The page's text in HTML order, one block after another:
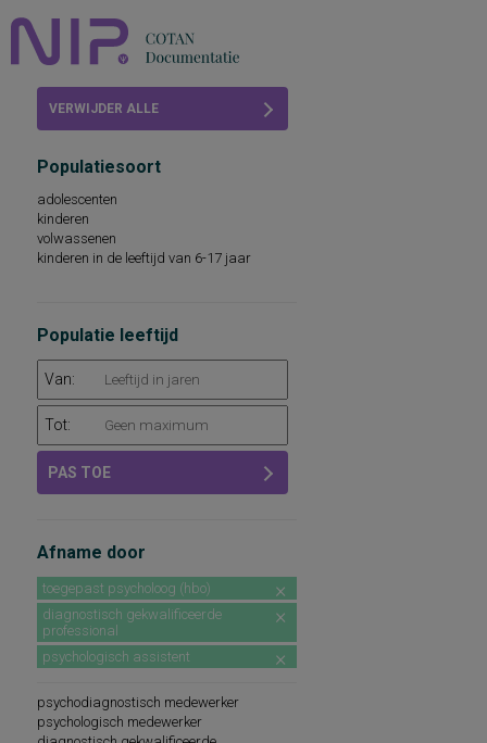
FAQ
VERWIJDER ALLE
Populatiesoort
adolescenten
kinderen
volwassenen
kinderen in de leeftijd van 6-17 jaar
Populatie leeftijd
Van:
Tot:
PAS TOE
Afname door
toegepast psycholoog (hbo)
diagnostisch gekwalificeerde
professional
psychologisch assistent
psychodiagnostisch medewerker
psychologisch medewerker